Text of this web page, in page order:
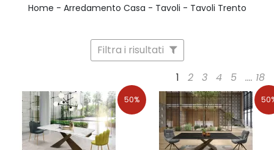
Home - Arredamento Casa - Tavoli - Tavoli Trento
Filtra i risultati
1
2 3 4 5 .... 18
50%